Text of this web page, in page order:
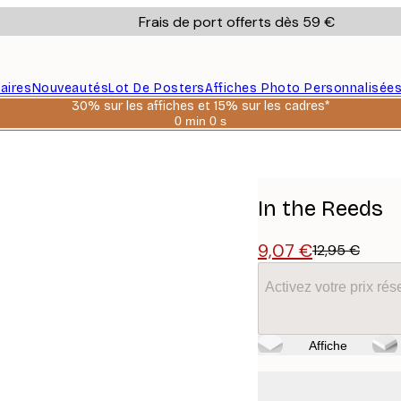
Frais de port offerts dès 59 €
NouveautésLot De PostersAffiches Photo
30% sur les affiches et 15% sur les cadres*
0 min 0 s
Valable
In the Reeds
9,07 €12,95 €
Activez votre prix
Affiche